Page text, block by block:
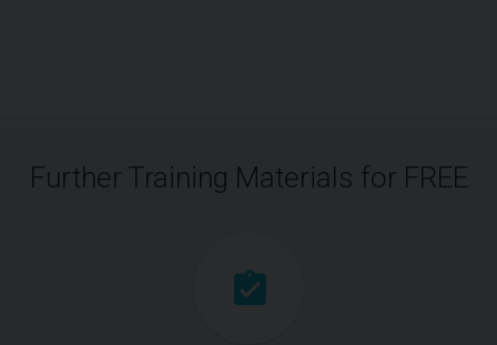
Further Training Materials for FREE